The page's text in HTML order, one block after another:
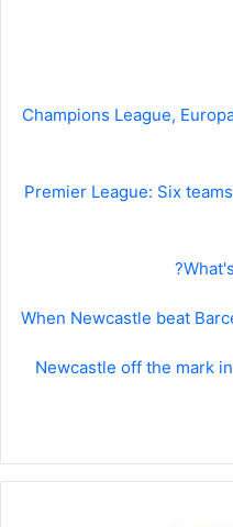
Champions League,
Premier League: Six
When Newcastle beat
Newcastle off the mark